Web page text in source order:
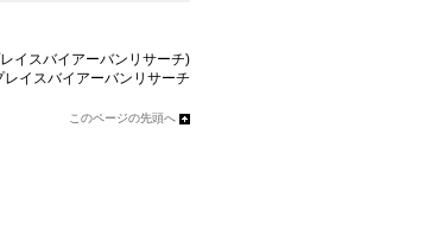
イスバイアーバンリサーチ)
レイスバイアーバンリサーチ
このページの先頭へ